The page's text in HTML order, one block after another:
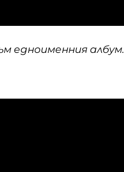
едноименния албум.